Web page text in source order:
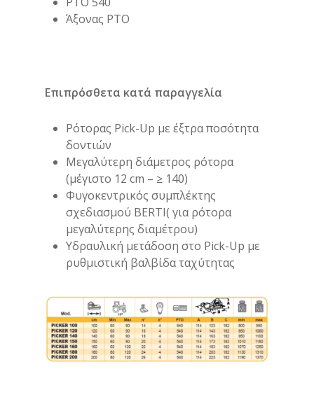
Άξονας ΡΤΟ
Επιπρόσθετα κατά παραγγελία
Ρότορας Pick-Up με έξτρα ποσότητα
δοντιών
Μεγαλύτερη διάμετρος ρότορα
(μέγιστο 12 cm – ≥ 140)
Φυγοκεντρικός συμπλέκτης
σχεδιασμού BERTI( για ρότορα
μεγαλύτερης διαμέτρου)
Υδραυλική μετάδοση στο Pick-Up με
ρυθμιστική βαλβίδα ταχύτητας